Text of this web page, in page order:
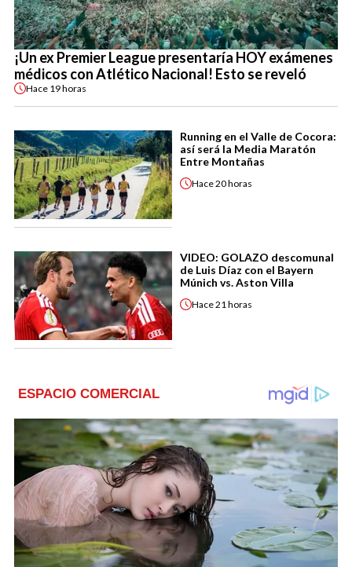
¡Un ex Premier League presentaría HOY exámenes
médicos con Atlético Nacional! Esto se reveló
Hace 19 horas
Running en el Valle de Cocora:
así será la Media Maratón
Entre Montañas
Hace20 horas
VIDEO: GOLAZO descomunal
de Luis Díaz con el Bayern
Múnich vs. Aston Villa
Hace21 horas